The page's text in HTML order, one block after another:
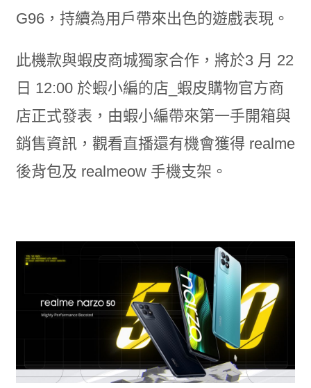
G96，持續為用戶帶來出色的遊戲表現。
此機款與蝦皮商城獨家合作，將於3 月 22
日 12:00 於蝦小編的店_蝦皮購物官方商
店正式發表，由蝦小編帶來第一手開箱與
銷售資訊，觀看直播還有機會獲得 realme
後背包及 realmeow 手機支架。